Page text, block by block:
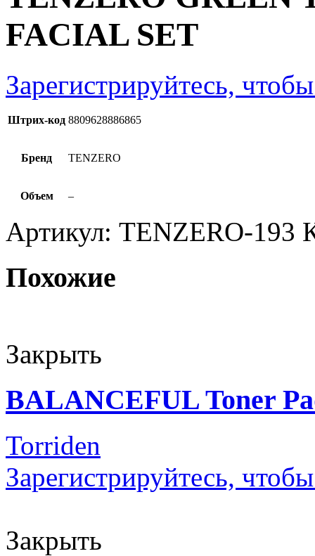
FACIAL SET
Зарегистрируйтесь,
Штрих-код 8809628886865
Бренд TENZERO
Объем –
Артикул: TENZERO-193
Похожие
Закрыть
BALANCEFUL Toner
Torriden
Зарегистрируйтесь,
Закрыть